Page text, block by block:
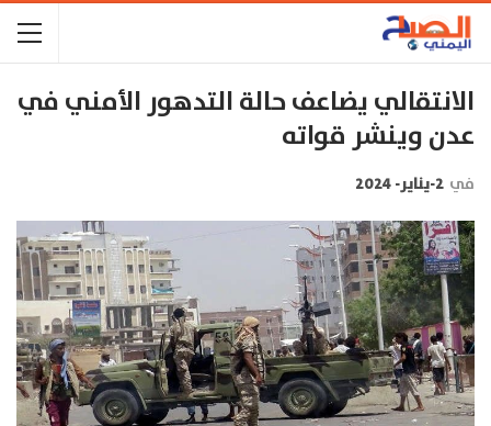
الانتقالي يضاعف حالة التدهور الأمني في
عدن وينشر قواته
في 2-يناير- 2024